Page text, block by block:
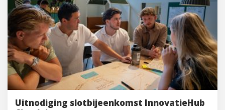
Uitnodiging slotbijeenkomst InnovatieHub